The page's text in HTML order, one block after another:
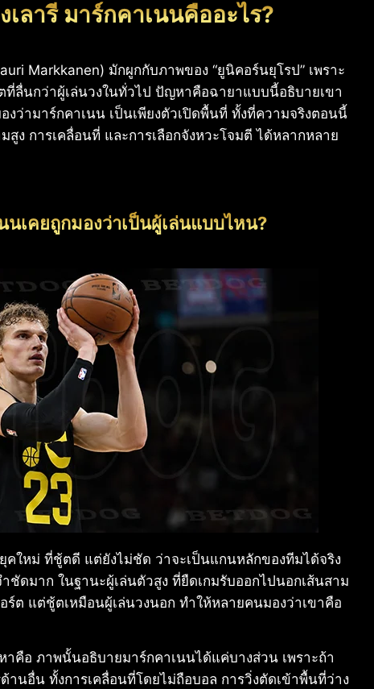
เลารี มาร์กคาเนนคืออะไร?
Markkanen) มักผูกกับภาพของ “ยูนิคอร์นยุโรป” เพราะ
ที่ลื่นกว่าผู้เล่นวงในทั่วไป ปัญหาคือฉายาแบบนี้อธิบายเขา
งว่ามาร์กคาเนน เป็นเพียงตัวเปิดพื้นที่ ทั้งที่ความจริงตอนนี้
สูง การเคลื่อนที่ และการเลือกจังหวะโจมตี ได้หลากหลาย
นเคยถูกมองว่าเป็นผู้เล่นแบบไหน?
คใหม่ ที่ชู้ตดี แต่ยังไม่ชัด ว่าจะเป็นแกนหลักของทีมได้จริง
ชัดมาก ในฐานะผู้เล่นตัวสูง ที่ยืดเกมรับออกไปนอกเส้นสาม
ต แต่ชู้ตเหมือนผู้เล่นวงนอก ทำให้หลายคนมองว่าเขาคือ
คือ ภาพนั้นอธิบายมาร์กคาเนนได้แค่บางส่วน เพราะถ้า
นอื่น ทั้งการเคลื่อนที่โดยไม่ถือบอล การวิ่งตัดเข้าพื้นที่ว่าง